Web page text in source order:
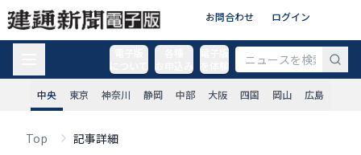
お問合わせ ログイン
電子版
中央 東京 神奈川 静岡 中部 大阪 四国 岡山 広島
Top 記事詳細